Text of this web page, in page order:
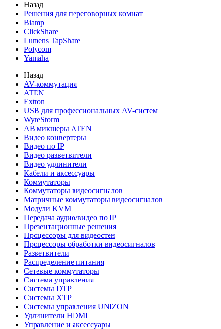
Назад
Решения для переговорных комнат
Biamp
ClickShare
Lumens TapShare
Polycom
Yamaha
Назад
AV-коммутация
ATEN
Extron
USB для профессиональных AV-систем
WyreStorm
АВ микшеры ATEN
Видео конвертеры
Видео по IP
Видео разветвители
Видео удлинители
Кабели и аксессуары
Коммутаторы
Коммутаторы видеосигналов
Матричные коммутаторы видеосигналов
Модули KVM
Передача аудио/видео по IP
Презентационные решения
Процессоры для видеостен
Процессоры обработки видеосигналов
Разветвители
Распределение питания
Сетевые коммутаторы
Система управления
Системы DTP
Системы XTP
Системы управления UNIZON
Удлинители HDMI
Управление и аксессуары